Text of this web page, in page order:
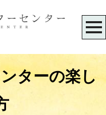
ターの楽し